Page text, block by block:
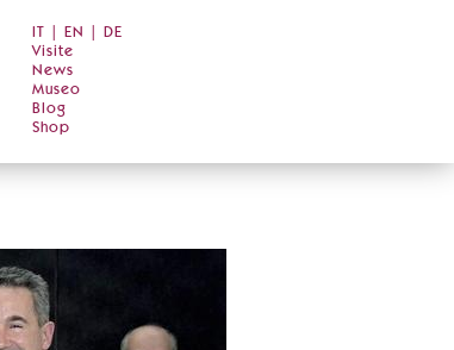
IT EN
DE
Visite
News
Museo
Blog
Shop